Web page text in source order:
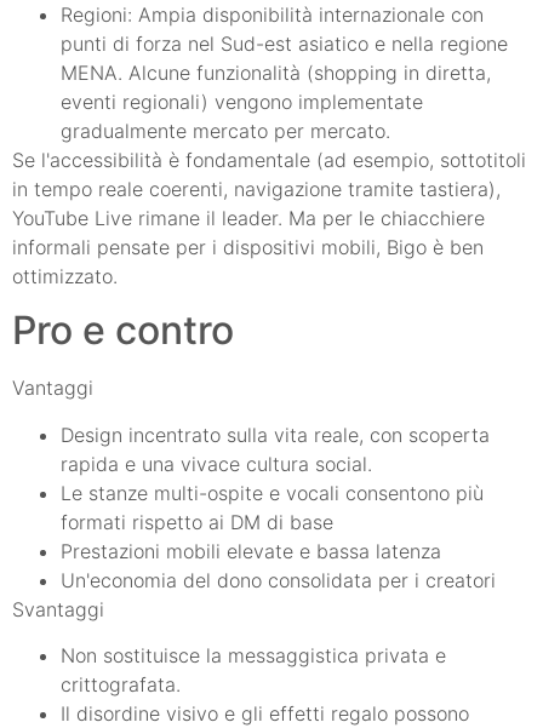
Regioni: Ampia disponibilità internazionale con
punti di forza nel Sud-est asiatico e nella regione
MENA. Alcune funzionalità (shopping in diretta,
eventi regionali) vengono implementate
gradualmente mercato per mercato.
Se l'accessibilità è fondamentale (ad esempio, sottotitoli
in tempo reale coerenti, navigazione tramite tastiera),
YouTube Live rimane il leader. Ma per le chiacchiere
informali pensate per i dispositivi mobili, Bigo è ben
ottimizzato.
Pro e contro
Vantaggi
Design incentrato sulla vita reale, con scoperta
rapida e una vivace cultura social.
Le stanze multi-ospite e vocali consentono più
formati rispetto ai DM di base
Prestazioni mobili elevate e bassa latenza
Un'economia del dono consolidata per i creatori
Svantaggi
Non sostituisce la messaggistica privata e
crittografata.
Il disordine visivo e gli effetti regalo possono